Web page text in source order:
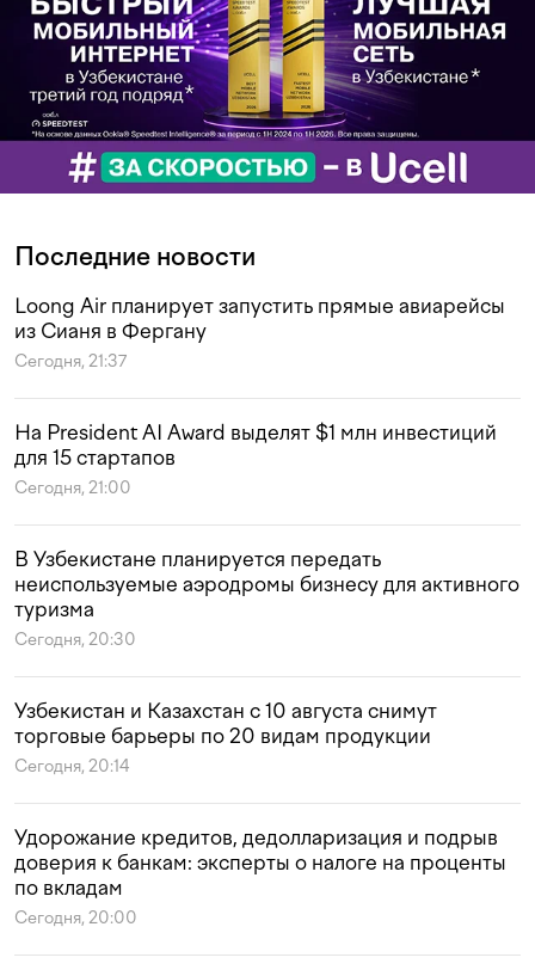
Последние новости
Loong Air планирует запустить прямые авиарейсы
из Сианя в Фергану
Сегодня, 21:37
На President AI Award выделят $1 млн инвестиций
для 15 стартапов
Сегодня, 21:00
В Узбекистане планируется передать
неиспользуемые аэродромы бизнесу для активного
туризма
Сегодня, 20:30
Узбекистан и Казахстан с 10 августа снимут
торговые барьеры по 20 видам продукции
Сегодня, 20:14
Удорожание кредитов, дедолларизация и подрыв
доверия к банкам: эксперты о налоге на проценты
по вкладам
Сегодня, 20:00